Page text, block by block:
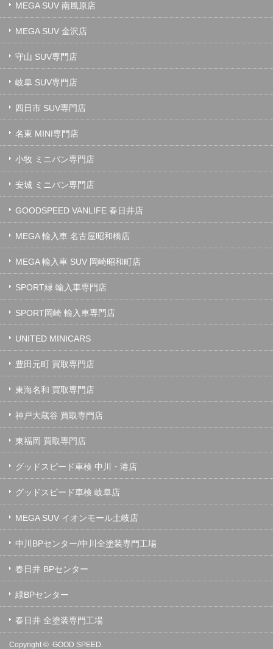
MEGA SUV 南風原店
MEGA SUV 金沢店
守山 SUV専門店
岐阜 SUV専門店
四日市 SUV専門店
名東 MINI専門店
小牧 ミニバン専門店
安城 ミニバン専門店
GOODSPEED VANLIFE 春日井店
MEGA 輸入車 名古屋昭和橋店
MEGA 輸入車 SUV 岡崎昭和町店
SPORT緑 輸入車専門店
SPORT岡崎 輸入車専門店
UNITED MINICARS
豊田元町 買取専門店
東海名和 買取専門店
神戸大蔵谷 買取専門店
東福岡 買取専門店
グッドスピード車検 中川・港店
グッドスピード車検 岐阜店
MEGA SUV イオンモール土岐店
中川BPセンター/中川全塗装専門工場
春日井 BPセンター
緑BPセンター
春日井 全塗装専門工場
Copyright © GOOD SPEED.